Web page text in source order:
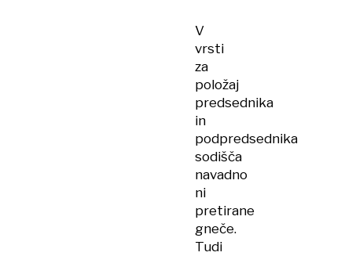
V
vrsti
za
položaj
predsednika
in
podpredsednika
sodišča
navadno
ni
pretirane
gneče.
Tudi